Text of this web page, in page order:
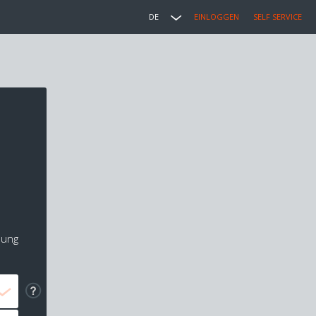
DE EINLOGGEN SELF SERVICE